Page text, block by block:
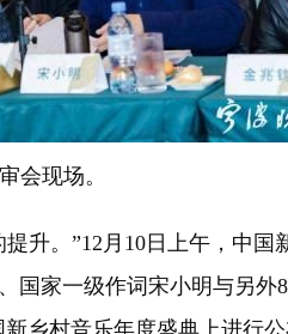
会现场。
。”12月10日上午，中国
家一级作词宋小明与另
乡村音乐年度盛典上进行公